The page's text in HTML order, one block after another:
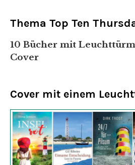
Thema Top Ten
10 Bücher mit
Cover
Cover mit einem